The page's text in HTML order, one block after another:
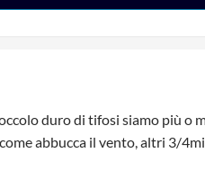
duro di tifosi siamo più o
abbucca il vento, altri 3/